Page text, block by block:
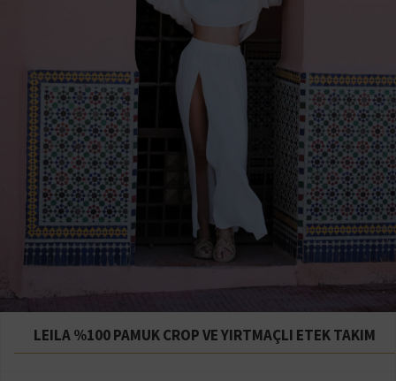
LEILA %100 PAMUK CROP VE YIRTMAÇLI ETEK TAKIM